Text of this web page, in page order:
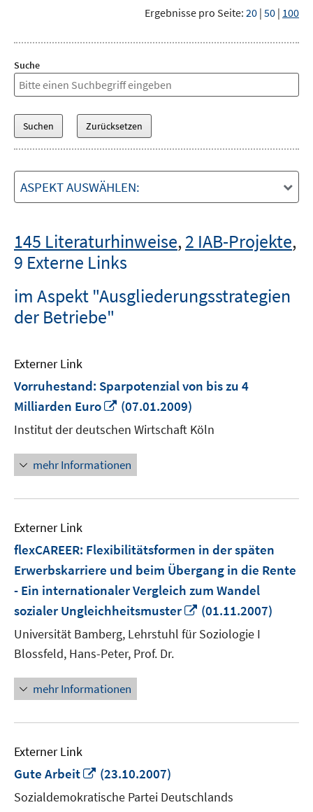
Ergebnisse pro Seite: 20 | 50 | 100
Suche
ASPEKT AUSWÄHLEN:
145 Literaturhinweise,2 IAB-Projekte,
9 Externe Links
im Aspekt "Ausgliederungsstrategien
der Betriebe"
Externer Link
Vorruhestand: Sparpotenzial von bis zu 4
Milliarden Euro
In
neuem
Fenster
öffnen
(07.01.2009)
Institut der deutschen Wirtschaft Köln
mehr Informationen
Externer Link
flexCAREER: Flexibilitätsformen in der späten
Erwerbskarriere und beim Übergang in die Rente
- Ein internationaler Vergleich zum Wandel
sozialer Ungleichheitsmuster
In
neuem
Fenster
(01.11.2007)
Universität Bamberg, Lehrstuhl für Soziologie I
Blossfeld, Hans-Peter, Prof. Dr.
mehr Informationen
Externer Link
Gute Arbeit
In
neuem
Fenster
(23.10.2007)
Sozialdemokratische Partei Deutschlands